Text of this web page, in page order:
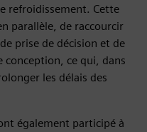
refroidissement. Cette
parallèle, de raccourcir
prise de décision et de
ce qui, dans
les délais des
également participé à